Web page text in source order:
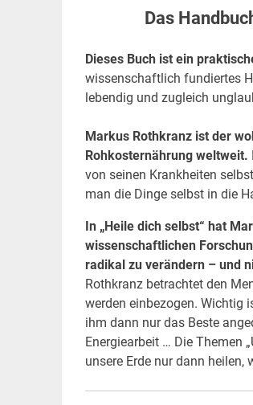
Das
Dieses Buch ist ein
wissenschaftlich fundiertes
lebendig und zugleich
Markus Rothkranz ist der
Rohkosternährung weltweit.
von seinen Krankheiten
man die Dinge selbst in die
In „Heile dich selbst“ hat
wissenschaftlichen
radikal zu verändern – und
Rothkranz betrachtet den
werden einbezogen. Wichtig
ihm dann nur das Beste
Energiearbeit … Die Themen
unsere Erde nur dann heilen,